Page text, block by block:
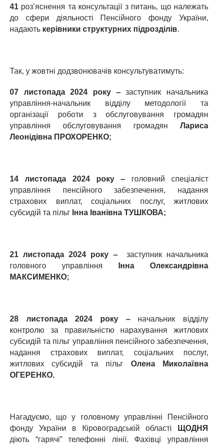
41 роз’яснення та консультації з питань, що належать
до сфери діяльності Пенсійного фонду України,
надають керівники структурних підрозділів.
Так, у жовтні додзвонювачів консультуватимуть:
07 листопада 2024 року ‒заступник начальника
управління-начальник відділу методології та
організації роботи з обслуговування громадян
управління обслуговування громадян Лариса
Леонідівна ПРОХОРЕНКО;
14 листопада 2024 року ‒ головний спеціаліст
управління пенсійного забезпечення, надання
страхових виплат, соціальних послуг, житлових
субсидій та пільг Інна Іванівна ТУШКОВА;
21 листопада 2024 року ‒ заступник начальника
головного управління
Інна Олександрівна
МАКСИМЕНКО;
28 листопада 2024 року ‒ начальник відділу
контролю за правильністю нарахування житлових
субсидій та пільг управління пенсійного забезпечення,
надання страхових виплат, соціальних послуг,
житлових субсидій та пільг Олена Миколаївна
ОГЕРЕНКО.
Нагадуємо, що у головному управлінні Пенсійного
фонду України в Кіровоградській області
ЩОДНЯ
діють “гарячі” телефонні лінії. Фахівці управління